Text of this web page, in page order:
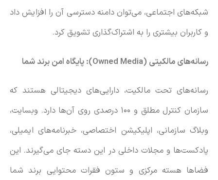
شبکه‌های اجتماعی، می‌توان دامنه دسترسی آن را افزایش داد
و کاربران بیشتری را به اشتراک‌گذاری تشویق کرد.
رسانه‌های مالکیتی (Owned Media): پایگاه امن برند شما
رسانه‌های تحت مالکیت، دارایی‌های دیجیتالی هستند که
سازمان کنترل مطلق و ۱۰۰ درصدی روی آن‌ها دارد. وبسایت،
وبلاگ سازمانی، اپلیکیشن اختصاصی، خبرنامه‌های ایمیلی،
پادکست‌ها و مجلات داخلی در این دسته جای می‌گیرند. این
فضاها هسته مرکزی و ستون فقرات محتوایی برند شما